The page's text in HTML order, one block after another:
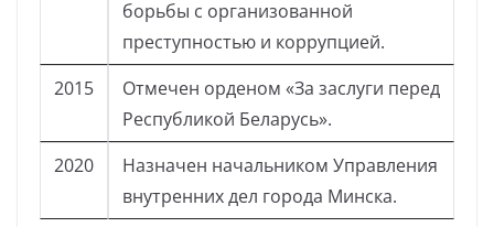
борьбы с организованной
преступностью и коррупцией.
2015
Отмечен орденом «За заслуги перед
Республикой Беларусь».
2020
Назначен начальником Управления
внутренних дел города Минска.